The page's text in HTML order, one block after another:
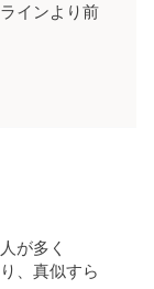
インより前
が多く
、真似すら